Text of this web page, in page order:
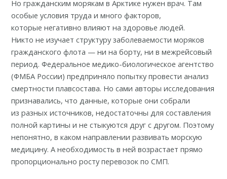
Но гражданским морякам в Арктике нужен врач. Там
особые условия труда и много факторов,
которыенегативно влияют на здоровье людей.
Никто не изучает структуру заболеваемости моряков
гражданского флота — ни на борту, ни в межрейсовый
период. Федеральное медико-биологическое агентство
(ФМБА России) предприняло попытку провестианализ
смертности плавсостава. Но сами авторы исследования
признавались, что данные, которые они собрали
из разных источников, недостаточны для составления
полной картины и не стыкуются друг с другом. Поэтому
непонятно, в каком направлении развивать морскую
медицину. А необходимость в ней возрастает прямо
пропорционально росту перевозок по СМП.